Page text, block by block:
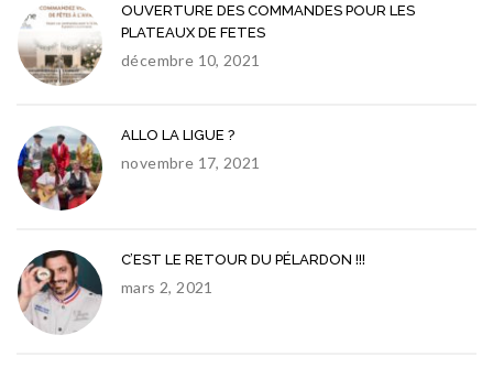
OUVERTURE DES COMMANDES POUR LES
PLATEAUX DE FETES
décembre 10, 2021
ALLO LA LIGUE ?
novembre 17, 2021
C’EST LE RETOUR DU PÉLARDON !!!
mars 2, 2021